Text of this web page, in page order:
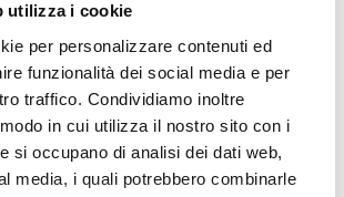
utilizza i cookie
per personalizzare contenuti ed
funzionalità dei social media e per
traffico. Condividiamo inoltre
in cui utilizza il nostro sito con i
si occupano di analisi dei dati web,
media, i quali potrebbero combinarle
è essere in
news riceverai - prima di
consigli di vacanza attiva e